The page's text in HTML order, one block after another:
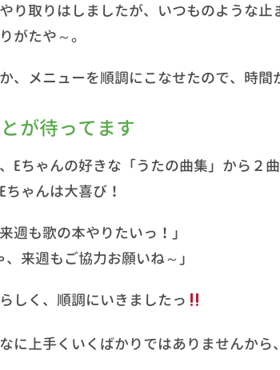
り取りはしましたが、いつものような
がたや～。
、メニューを順調にこなせたので、時間
が待ってます
Eちゃんの好きな「うたの曲集」から２
ちゃんは大喜び！
週も歌の本やりたいっ！」
来週もご協力お願いね～」
しく、順調にいきましたっ
に上手くいくばかりではありませんか